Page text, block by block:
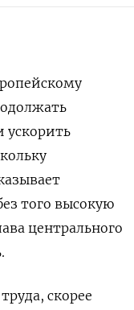
ускорить
того высокую
центрального
скорее